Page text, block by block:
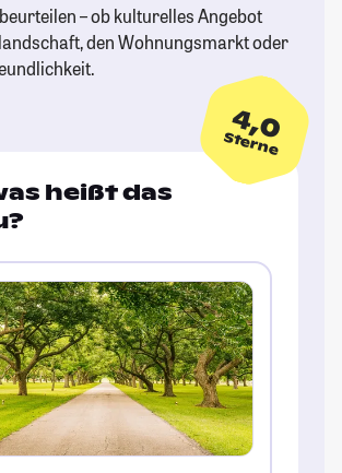
– ob kulturelles Angebot
den Wohnungsmarkt oder
4,0
Sterne
heißt das